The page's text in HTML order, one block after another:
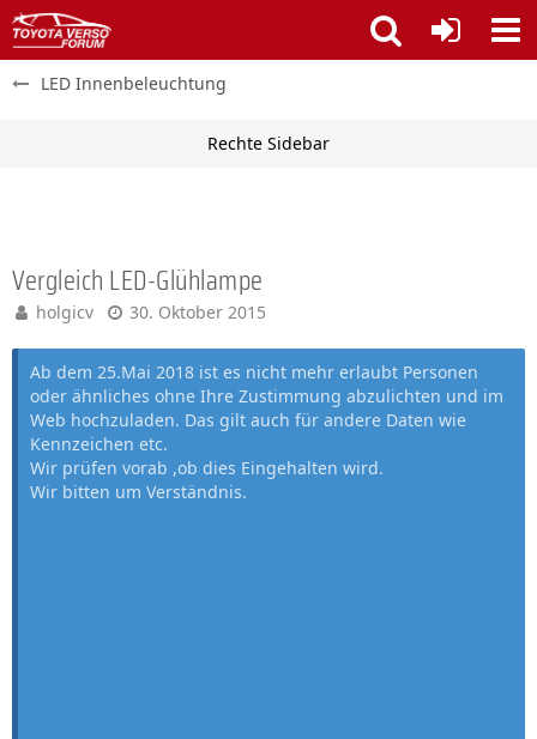
LED Innenbeleuchtung
Vergleich LED-Glühlampe
holgicv 30. Oktober 2015
Ab dem 25.Mai 2018 ist es nicht mehr erlaubt Personen
oder ähnliches ohne Ihre Zustimmung abzulichten und im
Web hochzuladen. Das gilt auch für andere Daten wie
Kennzeichen etc.
Wir prüfen vorab ,ob dies Eingehalten wird.
Wir bitten um Verständnis.